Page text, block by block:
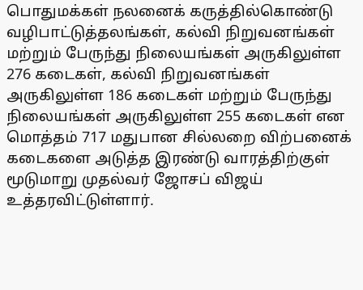
பொதுமக்கள் நலனைக் கருத்தில்கொண்டு
வழிபாட்டுத்தலங்கள், கல்வி நிறுவனங்கள்
மற்றும் பேருந்து நிலையங்கள் அருகிலுள்ள
276 கடைகள், கல்வி நிறுவனங்கள்
அருகிலுள்ள 186 கடைகள் மற்றும் பேருந்து
நிலையங்கள் அருகிலுள்ள 255 கடைகள் என
மொத்தம் 717 மதுபான சில்லறை விற்பனைக்
கடைகளை அடுத்த இரண்டு வாரத்திற்குள்
மூடுமாறு முதல்வர் ஜோசப் விஜய்
உத்தரவிட்டுள்ளார்.